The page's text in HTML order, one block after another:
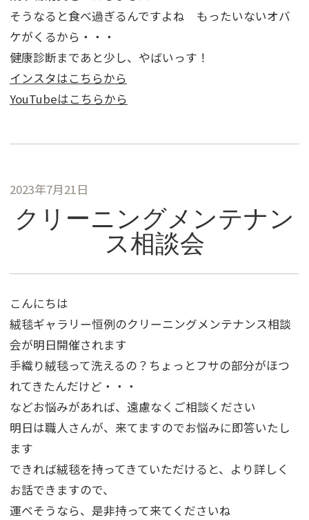
そうなると食べ過ぎるんですよね もったいないオバ
ケがくるから・・・
健康診断まであと少し、やばいっす！
インスタはこちらから
YouTubeはこちらから
2023年7月21日
クリーニングメンテナン
ス相談会
こんにちは
絨毯ギャラリー恒例のクリーニングメンテナンス相談
会が明日開催されます
手織り絨毯って洗えるの？ちょっとフサの部分がほつ
れてきたんだけど・・・
などお悩みがあれば、遠慮なくご相談ください
明日は職人さんが、来てますのでお悩みに即答いたし
ます
できれば絨毯を持ってきていただけると、より詳しく
お話できますので、
運べそうなら、是非持って来てくださいね